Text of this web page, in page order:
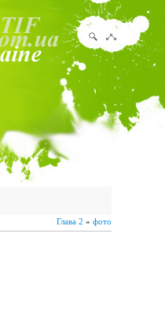
Глава 2 » фото